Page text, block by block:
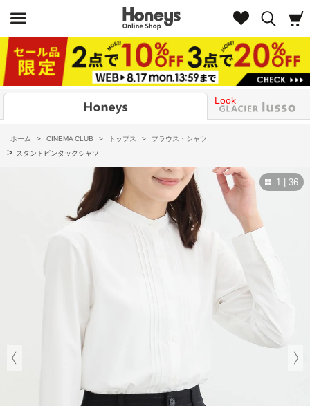
Look
ホーム > CINEMA CLUB > トップス > ブラウス・シャツ
> スタンドピンタックシャツ
1 | 36